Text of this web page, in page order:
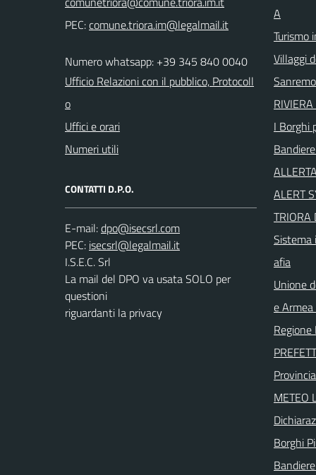
PEC:
Numero whatsapp: +39 345 840 0040
Ufficio Relazioni con il pubblico, Protocoll
o
Uffici e orari
Numeri utili
CONTATTI D.P.O.
E-mail:
PEC:
I.S.E.C. Srl
La mail del DPO va usata SOLO per
questioni
riguardanti la privacy
A
Turismo
Villaggi
I Borghi
ALERT
TRIORA
afia
Unione
e
Regione
METEO
Borghi